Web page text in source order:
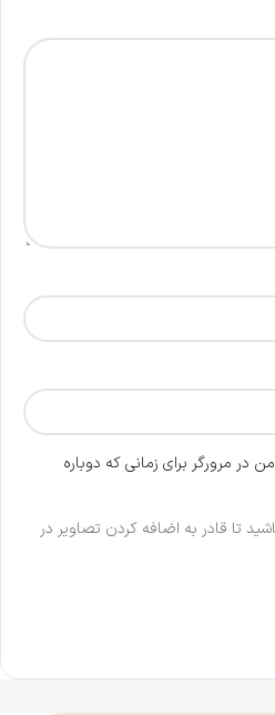
در مرورگر برای زمانی که دوباره
تا قادر به اضافه کردن تصاویر در